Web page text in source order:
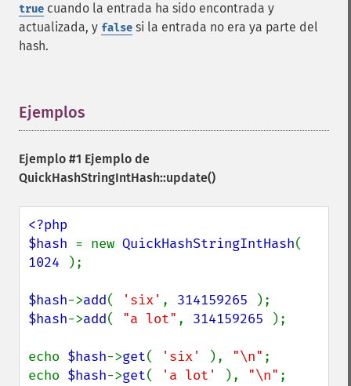
true cuando la entrada ha sido encontrada y
actualizada, y false si la entrada no era ya parte del
hash.
Ejemplos
Ejemplo #1 Ejemplo de
QuickHashStringIntHash::update()
<?php
$hash = new QuickHashStringIntHash
1024
);
$hash->add( 'six' , 314159265
$hash->add( "a lot" , 314159265 );
echo $hash->get( 'six' ), "\n" ;
echo $hash->get( 'a lot' ), "\n" ;